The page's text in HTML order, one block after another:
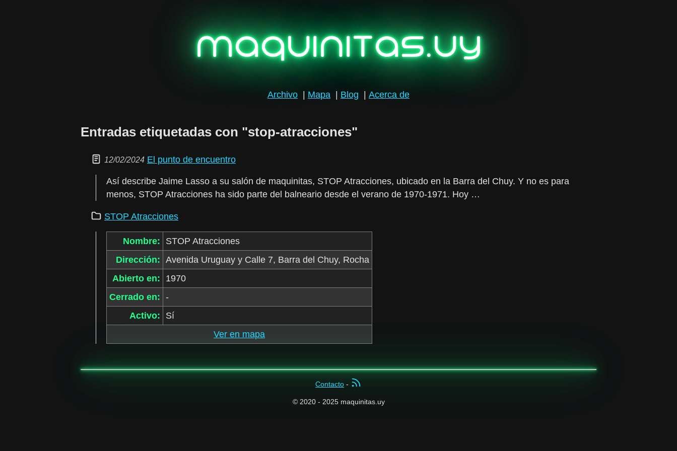
maquinitas.uy
Archivo Mapa Blog Acerca de
Entradas etiquetadas con "stop-atracciones"
12/02/2024 El punto de encuentro
Así describe Jaime Lasso a su salón de maquinitas, STOP Atracciones, ubicado en la Barra del Chuy. Y no es para
menos, STOP Atracciones ha sido parte del balneario desde el verano de 1970-1971. Hoy …
STOP Atracciones
Nombre:
STOP Atracciones
Dirección: Avenida Uruguay y Calle 7, Barra del Chuy, Rocha
Abierto en:
1970
Cerrado en: -
Activo:
Sí
Ver en mapa
Contacto -
© 2020 - 2025 maquinitas.uy